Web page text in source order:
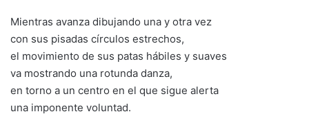
Mientras avanza dibujando una y otra vez
con sus pisadas círculos estrechos,
el movimiento de sus patas hábiles y suaves
va mostrando una rotunda danza,
en torno a un centro en el que sigue alerta
una imponente voluntad.